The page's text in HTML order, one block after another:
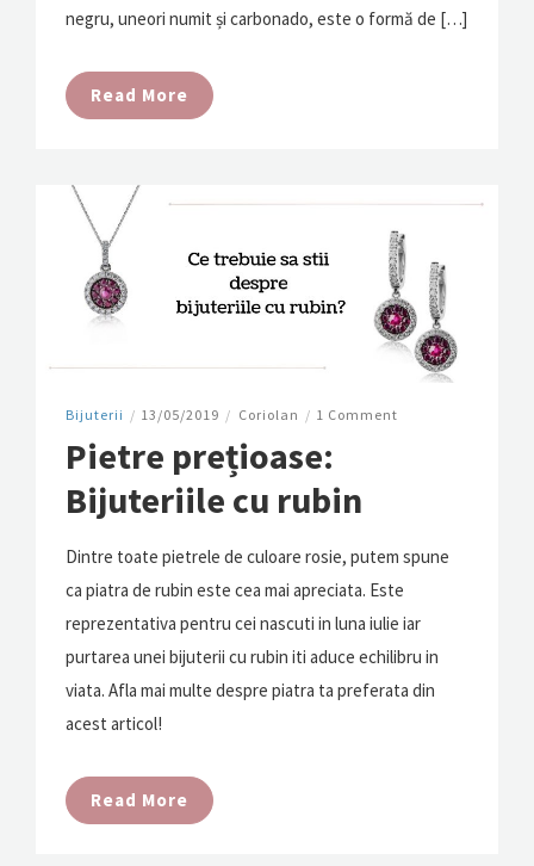
negru, uneori numit și carbonado, este o formă de […]
Read More
Bijuterii / 13/05/2019 / Coriolan / 1 Comment
Pietre prețioase:
Bijuteriile cu rubin
Dintre toate pietrele de culoare rosie, putem spune
ca piatra de rubin este cea mai apreciata. Este
reprezentativa pentru cei nascuti in luna iulie iar
purtarea unei bijuterii cu rubin iti aduce echilibru in
viata. Afla mai multe despre piatra ta preferata din
acest articol!
Read More